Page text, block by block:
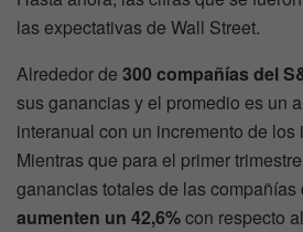
las expectativas de Wall Street.
Alrededor de 300 compañías del
sus ganancias y el promedio es un
interanual con un incremento de los
Mientras que para el primer
ganancias totales de las compañías
aumenten un 42,6%con respecto